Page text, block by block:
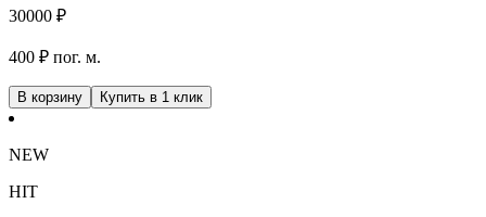
30000 ₽
400 ₽ пог. м.
В корзину Купить в 1 клик
NEW
HIT